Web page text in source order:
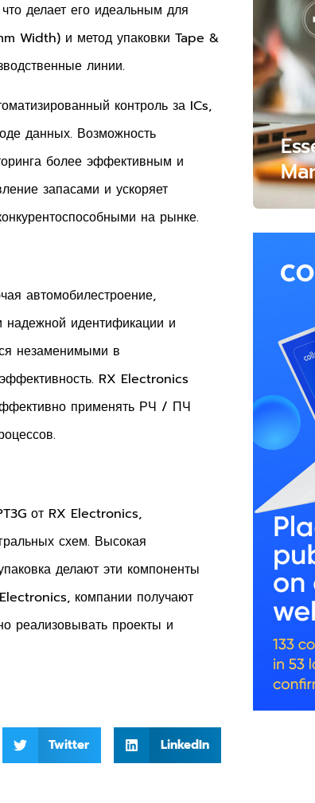
делает его идеальным для
Width) и метод упаковки Tape &
линии.
контроль за ICs,
данных. Возможность
более эффективным и
запасами и ускоряет
на рынке.
автомобилестроение,
надежной идентификации и
незаменимыми в
RX Electronics
применять РЧ / ПЧ
от RX Electronics,
схем. Высокая
делают эти компоненты
компании получают
реализовывать проекты и
Twitter LinkedIn